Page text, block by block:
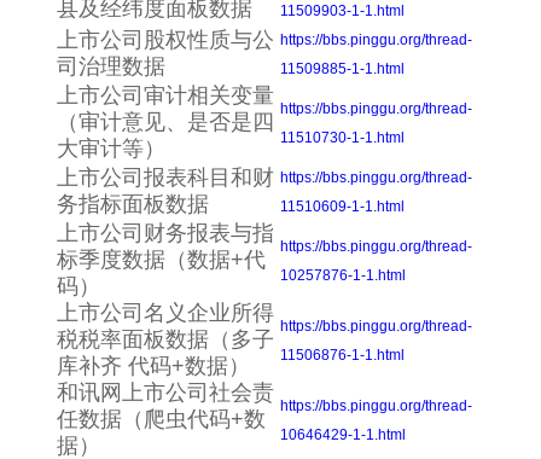
县及经纬度面板数据
11509903-1-1.html
上市公司股权性质与公
司治理数据
https://bbs.pinggu.org/thread-
11509885-1-1.html
上市公司审计相关变量
（审计意见、是否是四
大审计等）
https://bbs.pinggu.org/thread-
11510730-1-1.html
上市公司报表科目和财
务指标面板数据
https://bbs.pinggu.org/thread-
11510609-1-1.html
上市公司财务报表与指
标季度数据（数据+代
码）
https://bbs.pinggu.org/thread-
10257876-1-1.html
上市公司名义企业所得
税税率面板数据（多子
库补齐 代码+数据）
https://bbs.pinggu.org/thread-
11506876-1-1.html
和讯网上市公司社会责
任数据（爬虫代码+数
据）
https://bbs.pinggu.org/thread-
10646429-1-1.html